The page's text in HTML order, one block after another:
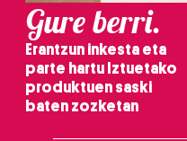
Gure berri.
Erantzun inkesta eta
parte hartu Iztuetako
produktuen saski
baten zozketan